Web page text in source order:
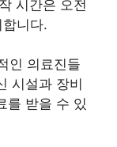
시간은 오전
니다.
인 의료진들
시설과 장비
를 받을 수 있